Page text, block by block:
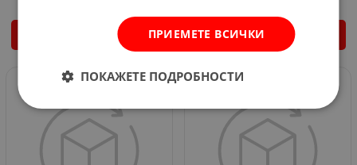
КУПИ
ПРИЕМЕТЕ ВСИЧКИ
ПОКАЖЕТЕ ПОДРОБНОСТИ